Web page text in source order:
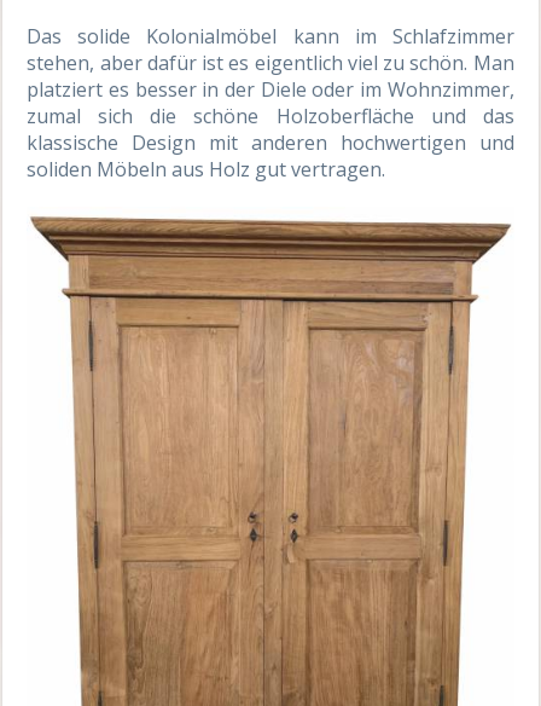
Das solide Kolonialmöbel kann im Schlafzimmer
stehen, aber dafür ist es eigentlich viel zu schön. Man
platziert es besser in der Diele oder im Wohnzimmer,
zumal sich die schöne Holzoberfläche und das
klassische Design mit anderen hochwertigen und
soliden Möbeln aus Holz gut vertragen.